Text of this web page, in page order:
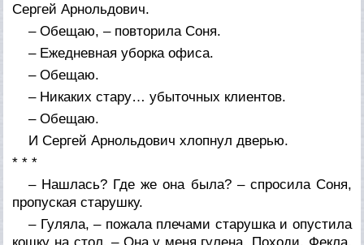
Сергей Арнольдович.
– Обещаю, – повторила Соня.
– Ежедневная уборка офиса.
– Обещаю.
– Никаких стару… убыточных клиентов.
– Обещаю.
И Сергей Арнольдович хлопнул дверью.
* * *
– Нашлась? Где же она была? – спросила Соня,
пропуская старушку.
– Гуляла, – пожала плечами старушка и опустила